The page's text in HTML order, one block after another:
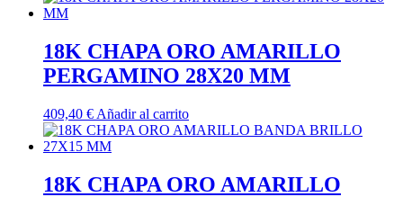
18K CHAPA ORO AMARILLO
PERGAMINO 28X20 MM
409,40 € Añadir al carrito
18K CHAPA ORO AMARILLO